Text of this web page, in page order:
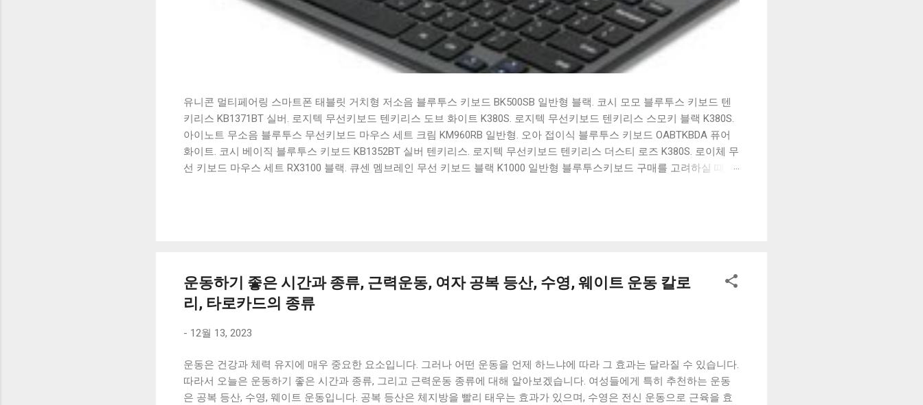
유니콘 멀티페어링 스마트폰 태블릿 거치형 저소음 블루투스 키보드 BK500SB 일반형 블랙. 코시 모모 블루투스 키보드 텐
키리스 KB1371BT 실버. 로지텍 무선키보드 텐키리스 도브 화이트 K380S. 로지텍 무선키보드 텐키리스 스모키 블랙 K380S.
아이노트 무소음 블루투스 무선키보드 마우스 세트 크림 KM960RB 일반형. 오아 접이식 블루투스 키보드 OABTKBDA 퓨어
화이트. 코시 베이직 블루투스 키보드 KB1352BT 실버 텐키리스. 로지텍 무선키보드 텐키리스 더스티 로즈 K380S. 로이체 무
선 키보드 마우스 세트 RX3100 블랙. 큐센 멤브레인 무선 키보드 블랙 K1000 일반형 블루투스키보드 구매를 고려하실 때, 추
운동하기 좋은 시간과 종류, 근력운동, 여자 공복 등산, 수영, 웨이트 운동 칼로
리, 타로카드의 종류
- 12월 13, 2023
운동은 건강과 체력 유지에 매우 중요한 요소입니다. 그러나 어떤 운동을 언제 하느냐에 따라 그 효과는 달라질 수 있습니다.
따라서 오늘은 운동하기 좋은 시간과 종류, 그리고 근력운동 종류에 대해 알아보겠습니다. 여성들에게 특히 추천하는 운동
은 공복 등산, 수영, 웨이트 운동입니다. 공복 등산은 체지방을 빨리 태우는 효과가 있으며, 수영은 전신 운동으로 근육을 효